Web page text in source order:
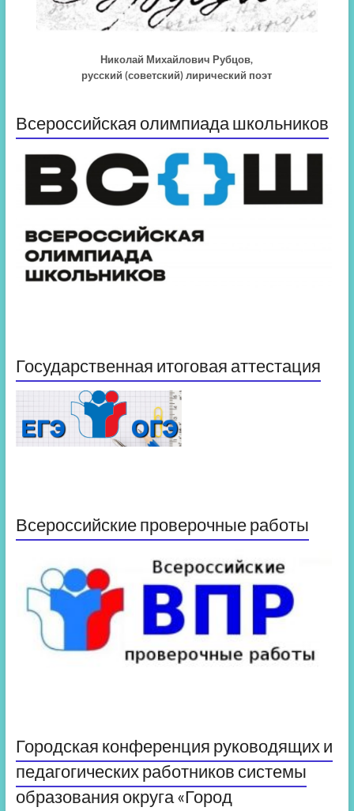
Николай Михайлович Рубцов,
русский (советский) лирический поэт
Всероссийская олимпиада школьников
Государственная итоговая аттестация
Всероссийские проверочные работы
Городская конференция руководящих и
педагогических работников системы
образования округа «Город